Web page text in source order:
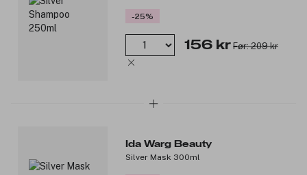
-25%
156 kr Før: 209 kr
Ida Warg Beauty
Silver Mask 300ml